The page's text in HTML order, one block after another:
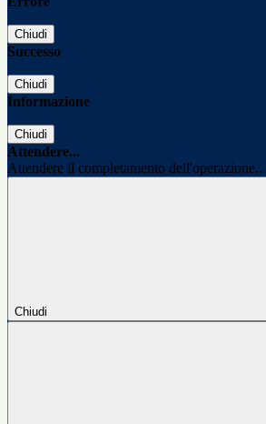
Chiudi
Successo
Chiudi
Informazione
Chiudi
Attendere...
Attendere il completamento dell'operazione...
Chiudi